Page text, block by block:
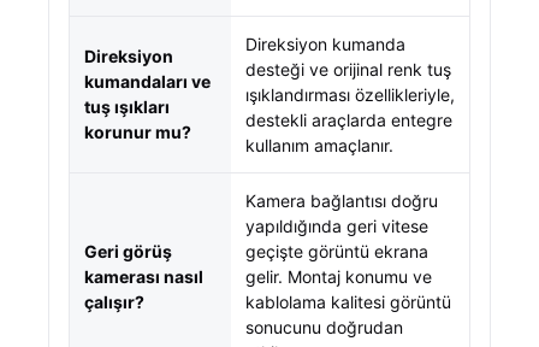
Direksiyon
kumandaları ve
tuş ışıkları
korunur mu?
Direksiyon kumanda
desteği ve orijinal renk tuş
ışıklandırması özellikleriyle,
destekli araçlarda entegre
kullanım amaçlanır.
Geri görüş
kamerası nasıl
çalışır?
Kamera bağlantısı doğru
yapıldığında geri vitese
geçişte görüntü ekrana
gelir. Montaj konumu ve
kablolama kalitesi görüntü
sonucunu doğrudan